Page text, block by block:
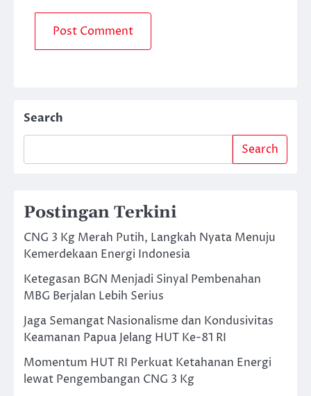
Search
Search
Postingan Terkini
CNG 3 Kg Merah Putih, Langkah Nyata Menuju
Kemerdekaan Energi Indonesia
Ketegasan BGN Menjadi Sinyal Pembenahan
MBG Berjalan Lebih Serius
Jaga Semangat Nasionalisme dan Kondusivitas
Keamanan Papua Jelang HUT Ke-81 RI
Momentum HUT RI Perkuat Ketahanan Energi
lewat Pengembangan CNG 3 Kg